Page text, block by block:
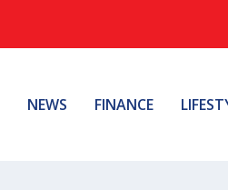
NEWS FINANCE